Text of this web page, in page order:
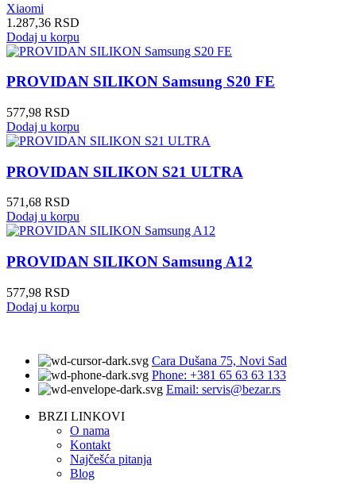
Xiaomi
1.287,36 RSD
Dodaj u korpu
PROVIDAN SILIKON Samsung S20 FE
577,98 RSD
Dodaj u korpu
PROVIDAN SILIKON S21 ULTRA
571,68 RSD
Dodaj u korpu
PROVIDAN SILIKON Samsung A12
577,98 RSD
Dodaj u korpu
Cara Dušana 75, Novi Sad
Phone: +381 65 63 63 133
Email: servis@bezar.rs
BRZI LINKOVI
O nama
Kontakt
Najčešća pitanja
Blog